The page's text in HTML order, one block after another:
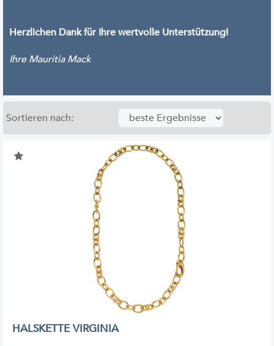
Herzlichen Dank für Ihre wertvolle Unterstützung!
Ihre Mauritia Mack
Sortieren nach:
HALSKETTE VIRGINIA